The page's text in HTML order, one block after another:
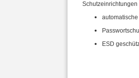
Schutzeinrichtungen
ESD